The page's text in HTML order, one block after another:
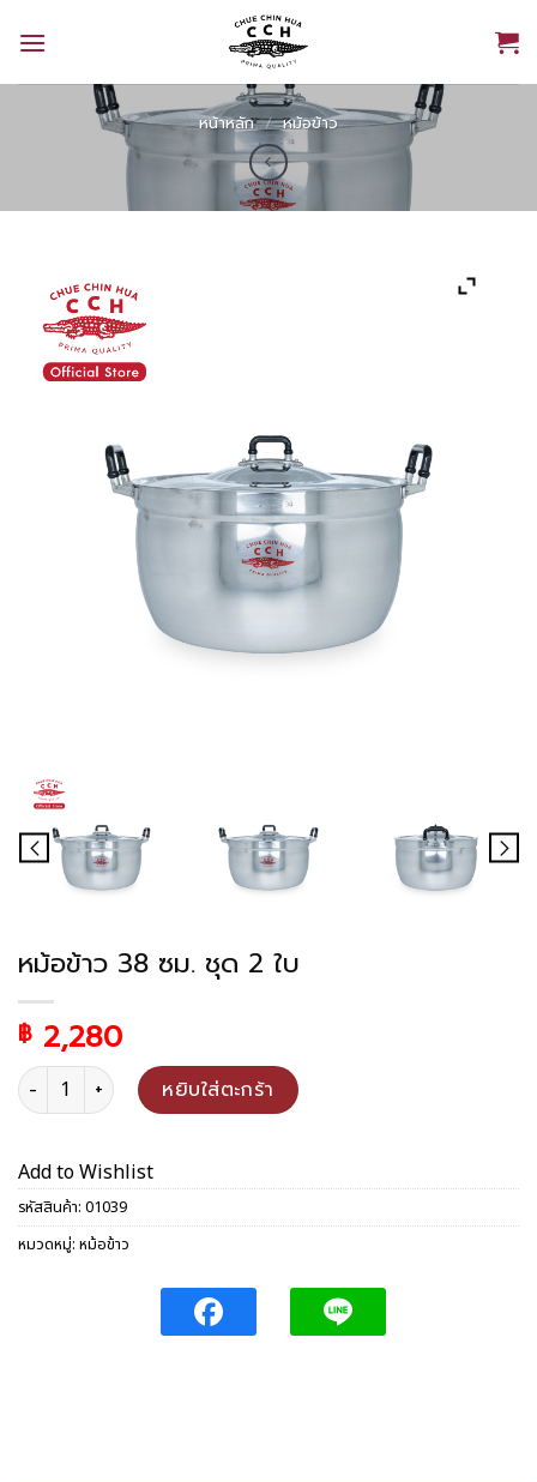
หน้าหลัก / หม้อข้าว
หม้อข้าว 38 ซม. ชุด 2 ใบ
฿ 2,280
จำนวน หม้อข้าว 38 ซม. ชุด 2 ใบ ชิ้น
หยิบใส่ตะกร้า
Add to Wishlist
รหัสสินค้า: 01039
หมวดหมู่: หม้อข้าว